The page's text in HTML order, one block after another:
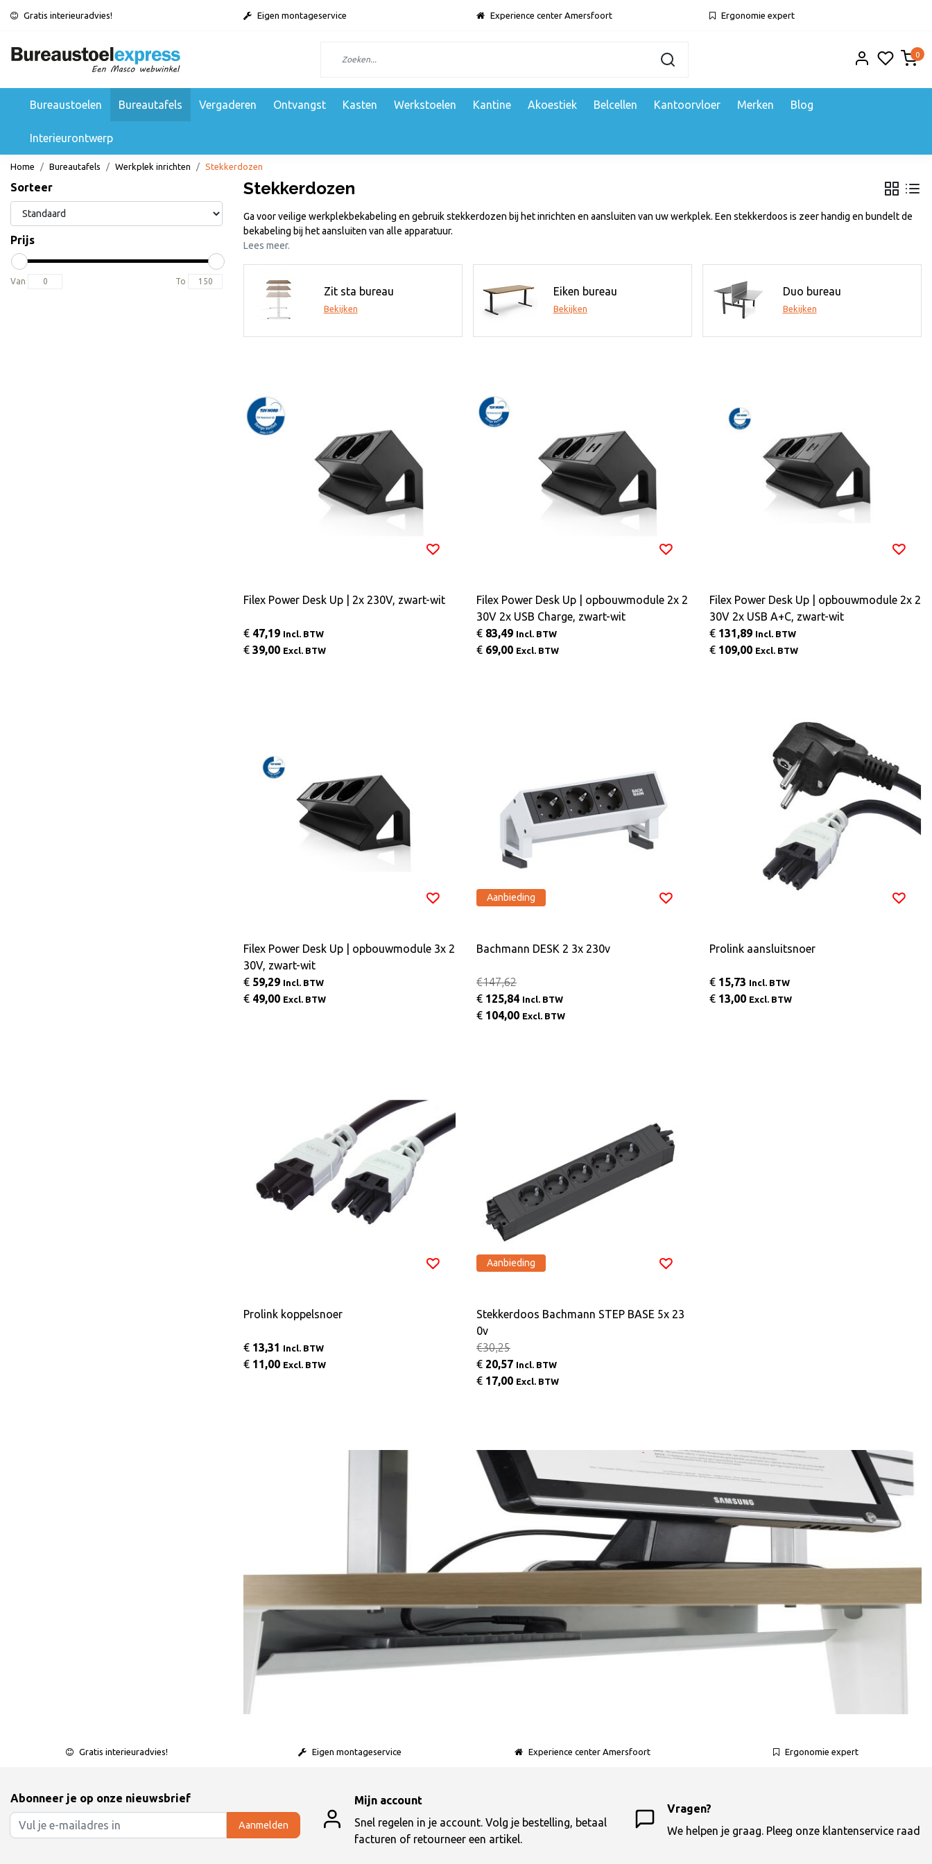
Gratis interieuradvies! Eigen montageservice Experience center Amersfoort Ergonomie expert
0
Bureaustoelen Bureautafels Vergaderen Ontvangst Kasten Werkstoelen Kantine Akoestiek Belcellen Kantoorvloer Merken Blog
Interieurontwerp
Home Bureautafels Werkplek inrichten Stekkerdozen
Sorteer
Prijs
Van To
Stekkerdozen
Ga voor veilige werkplekbekabeling en gebruik stekkerdozen bij het inrichten en aansluiten van uw werkplek. Een stekkerdoos is zeer handig en bundelt de
bekabeling bij het aansluiten van alle apparatuur.
Lees meer.
Alle bureautafels
Zit sta bureau
Bekijken
Eiken bureau
Bekijken
Duo bureau
Bekijken
Filex Power Desk Up | 2x 230V, zwart-wit
€ 47,19 Incl. BTW
€ 39,00 Excl. BTW
Filex Power Desk Up | opbouwmodule 2x 2
30V 2x USB Charge, zwart-wit
€ 83,49 Incl. BTW
€ 69,00 Excl. BTW
Filex Power Desk Up | opbouwmodule 2x 2
30V 2x USB A+C, zwart-wit
€ 131,89 Incl. BTW
€ 109,00 Excl. BTW
Filex Power Desk Up | opbouwmodule 3x 2
30V, zwart-wit
€ 59,29 Incl. BTW
€ 49,00 Excl. BTW
Aanbieding
Bachmann DESK 2 3x 230v
€147,62
€ 125,84 Incl. BTW
€ 104,00 Excl. BTW
Prolink aansluitsnoer
€ 15,73 Incl. BTW
€ 13,00 Excl. BTW
Prolink koppelsnoer
€ 13,31 Incl. BTW
€ 11,00 Excl. BTW
Aanbieding
Stekkerdoos Bachmann STEP BASE 5x 23
0v
€30,25
€ 20,57 Incl. BTW
€ 17,00 Excl. BTW
Gratis interieuradvies! Eigen montageservice Experience center Amersfoort Ergonomie expert
Abonneer je op onze nieuwsbrief
Aanmelden
Mijn account
Snel regelen in je account. Volg je bestelling, betaal
facturen of retourneer een artikel.
Vragen?
We helpen je graag. Pleeg onze klantenservice raad